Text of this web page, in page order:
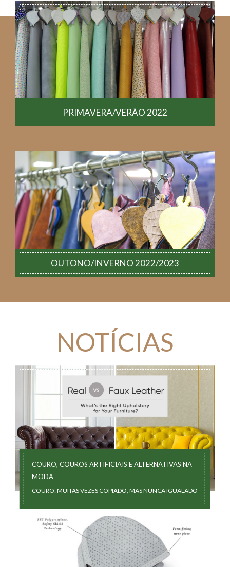
PRIMAVERA/VERÃO 2022
OUTONO/INVERNO 2022/2023
NOTÍCIAS
COURO, COUROS ARTIFICIAIS E ALTERNATIVAS NA
MODA
COURO: MUITAS VEZES COPIADO, MAS NUNCA IGUALADO